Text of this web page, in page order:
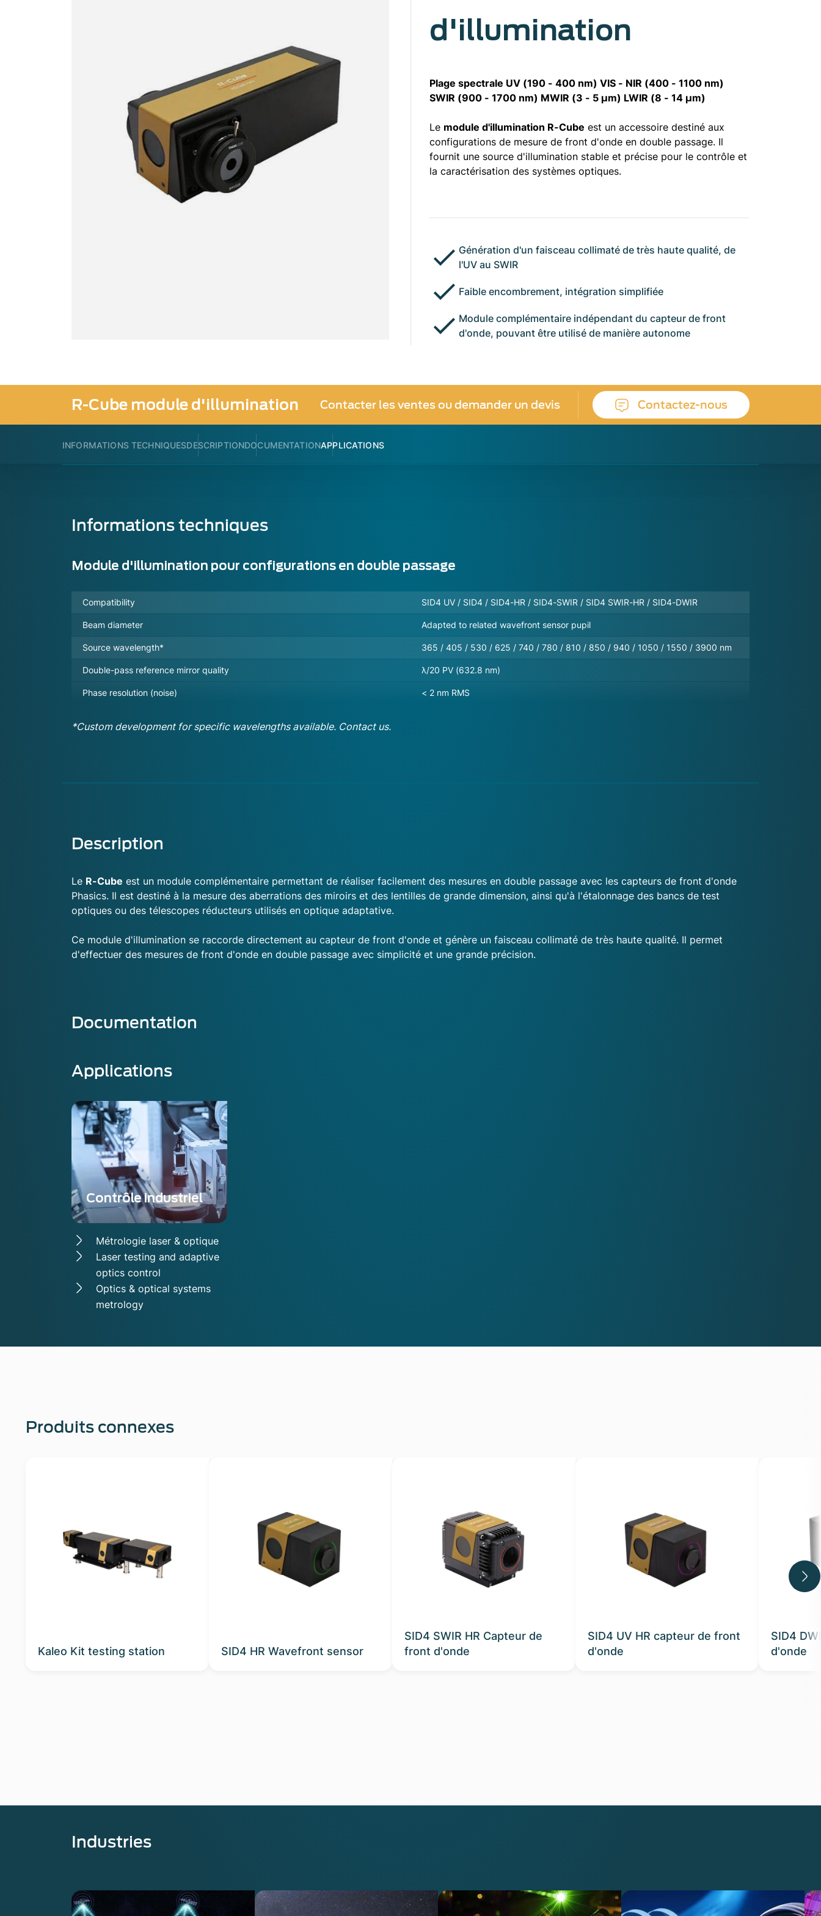
d'illumination
Plage spectrale UV (190 - 400 nm) VIS - NIR (400 - 1100 nm)
SWIR (900 - 1700 nm) MWIR (3 - 5 µm) LWIR (8 - 14 µm)
Le module d'illumination R-Cube est un accessoire destiné aux
configurations de mesure de front d'onde en double passage. Il
fournit une source d'illumination stable et précise pour le contrôle et
la caractérisation des systèmes optiques.
Génération d'un faisceau collimaté de très haute qualité, de
l'UV au SWIR
Faible encombrement, intégration simplifiée
Module complémentaire indépendant du capteur de front
d'onde, pouvant être utilisé de manière autonome
R-Cube module d'illumination Contacter les ventes ou demander un devis Contactez-nous
INFORMATIONS TECHNIQUESDESCRIPTIONDOCUMENTATIONAPPLICATIONS
Informations techniques
Module d'illumination pour configurations en double passage
Compatibility SID4 UV / SID4 / SID4-HR / SID4-SWIR / SID4 SWIR-HR / SID4-DWIR
Beam diameter Adapted to related wavefront sensor pupil
Source wavelength* 365 / 405 / 530 / 625 / 740 / 780 / 810 / 850 / 940 / 1050 / 1550 / 3900 nm
Double-pass reference mirror quality λ/20 PV (632.8 nm)
Phase resolution (noise) < 2 nm RMS
*Custom development for specific wavelengths available. Contact us.
Description
Le R-Cube est un module complémentaire permettant de réaliser facilement des mesures en double passage avec les capteurs de front d'onde
Phasics. Il est destiné à la mesure des aberrations des miroirs et des lentilles de grande dimension, ainsi qu'à l'étalonnage des bancs de test
optiques ou des télescopes réducteurs utilisés en optique adaptative.
Ce module d'illumination se raccorde directement au capteur de front d'onde et génère un faisceau collimaté de très haute qualité. Il permet
d'effectuer des mesures de front d'onde en double passage avec simplicité et une grande précision.
Documentation
Applications
Contrôle industriel
Métrologie laser & optique
Laser testing and adaptive
optics control
Optics & optical systems
metrology
Produits connexes
Kaleo Kit testing station SID4 HR Wavefront sensor
SID4 SWIR HR Capteur de
front d'onde
SID4 UV HR capteur de front
d'onde
SID4
d'onde
Industries